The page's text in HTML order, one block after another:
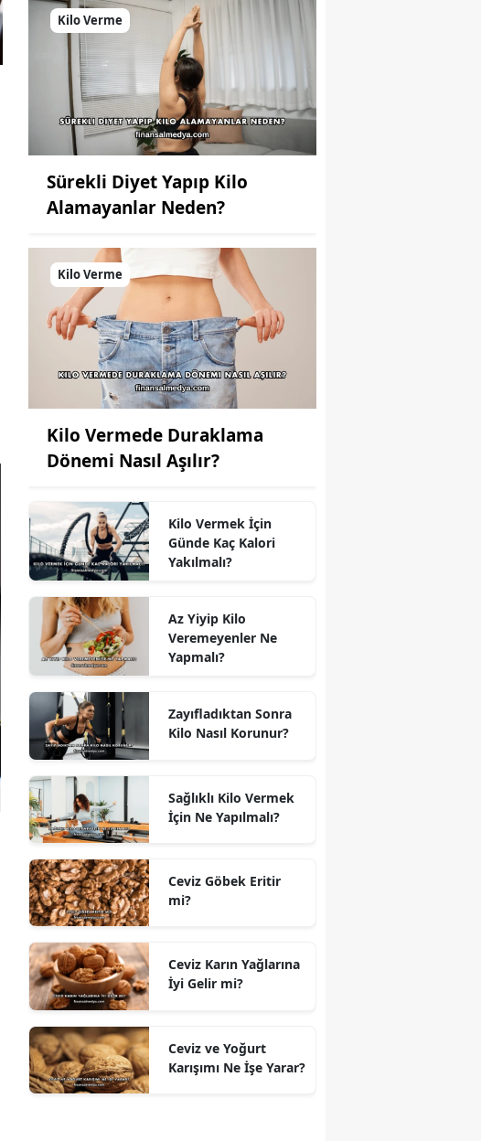
Kilo Verme
Sürekli Diyet Yapıp Kilo
Alamayanlar Neden?
Kilo Verme
Kilo Vermede Duraklama
Dönemi Nasıl Aşılır?
Kilo Vermek İçin
Günde Kaç Kalori
Yakılmalı?
Az Yiyip Kilo
Veremeyenler Ne
Yapmalı?
Zayıfladıktan Sonra
Kilo Nasıl Korunur?
Sağlıklı Kilo Vermek
İçin Ne Yapılmalı?
Ceviz Göbek Eritir
mi?
Ceviz Karın Yağlarına
İyi Gelir mi?
Ceviz ve Yoğurt
Karışımı Ne İşe Yarar?